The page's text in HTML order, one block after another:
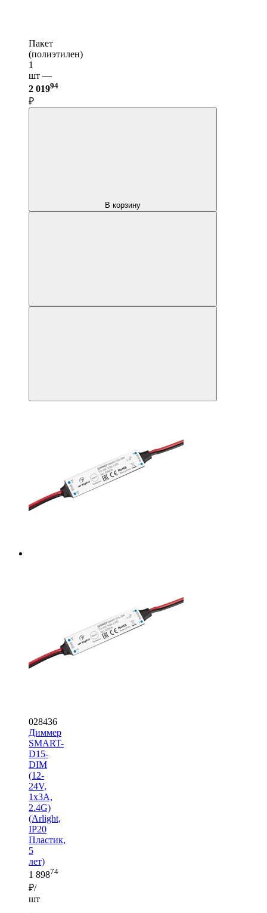
Пакет
(полиэтилен)
1
шт —
2 01994
₽
В корзину
028436
Диммер
SMART-
D15-
DIM
(12-
24V,
1x3A,
2.4G)
(Arlight,
IP20
Пластик,
5
лет)
1 89874
₽/
шт